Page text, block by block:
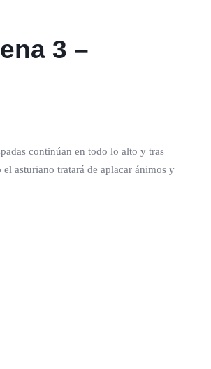
3 –
continúan en todo lo alto y tras
asturiano tratará de aplacar ánimos y